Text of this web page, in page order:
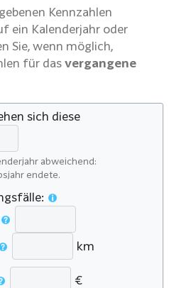
Kennzahlen
ein Kalenderjahr oder
Sie, wenn möglich,
für das vergangene
sich diese
abweichend:
endete.
km
€